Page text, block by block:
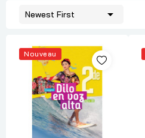
Newest First 
Nouveau